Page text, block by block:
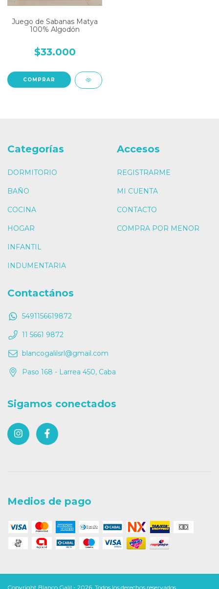
Juego de Sabanas Matya
100% Algodón
$33.000
COMPRAR
Categorías
DORMITORIO
BAÑO
COCINA
HOGAR
INFANTIL
INDUMENTARIA
Accesos
REGISTRARME
MI CUENTA
CONTACTO
COMPRA POR MENOR
Contactános
5491156619872
11 5661 9872
blancogalilsrl@gmail.com
Paso 168 - Larrea 450, Caba
Sigamos conectados
Medios de pago
Copyright Blanco Galil - 2026. Todos los derechos reservados.